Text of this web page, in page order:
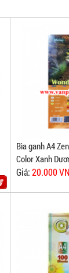
Bìa ganh A4
Color Xanh
Giá:20.000